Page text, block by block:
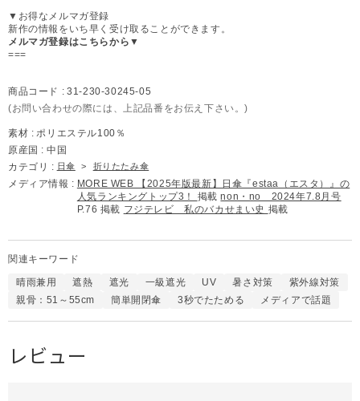
▼お得なメルマガ登録
新作の情報をいち早く受け取ることができます。
メルマガ登録はこちらから▼
===
商品コード : 31-230-30245-05
(お問い合わせの際には、上記品番をお伝え下さい。)
素材 : ポリエステル100％
原産国 : 中国
カテゴリ : 日傘 > 折りたたみ傘
メディア情報 : MORE WEB 【2025年版最新】日傘『estaa（エスタ）』の
人気ランキングトップ3！ 掲載non・no 2024年7.8月号
P.76 掲載 フジテレビ 私のバカせまい史 掲載
関連キーワード
晴雨兼用 遮熱 遮光 一級遮光 UV 暑さ対策
紫外線対策
親骨：51～55cm
簡単開閉傘 3秒でたためる メディアで話題
レビュー